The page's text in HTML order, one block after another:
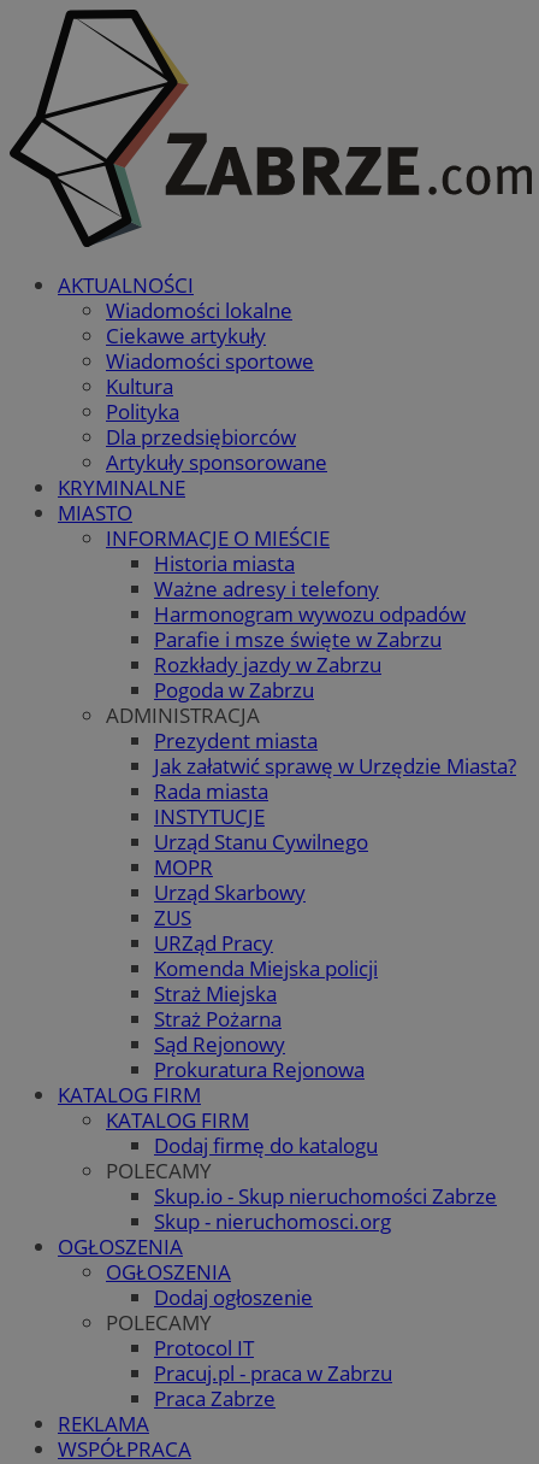
AKTUALNOŚCI
Wiadomości lokalne
Ciekawe artykuły
Wiadomości sportowe
Kultura
Polityka
Dla przedsiębiorców
Artykuły sponsorowane
KRYMINALNE
MIASTO
INFORMACJE O MIEŚCIE
Historia miasta
Ważne adresy i telefony
Harmonogram wywozu odpadów
Parafie i msze święte w Zabrzu
Rozkłady jazdy w Zabrzu
Pogoda w Zabrzu
ADMINISTRACJA
Prezydent miasta
Jak załatwić sprawę w Urzędzie Miasta?
Rada miasta
INSTYTUCJE
Urząd Stanu Cywilnego
MOPR
Urząd Skarbowy
ZUS
URZąd Pracy
Komenda Miejska policji
Straż Miejska
Straż Pożarna
Sąd Rejonowy
Prokuratura Rejonowa
KATALOG FIRM
KATALOG FIRM
Dodaj firmę do katalogu
POLECAMY
Skup.io - Skup nieruchomości Zabrze
Skup - nieruchomosci.org
OGŁOSZENIA
OGŁOSZENIA
Dodaj ogłoszenie
POLECAMY
Protocol IT
Pracuj.pl - praca w Zabrzu
Praca Zabrze
REKLAMA
WSPÓŁPRACA